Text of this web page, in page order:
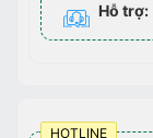
Hỗ trợ:
HOTLINE